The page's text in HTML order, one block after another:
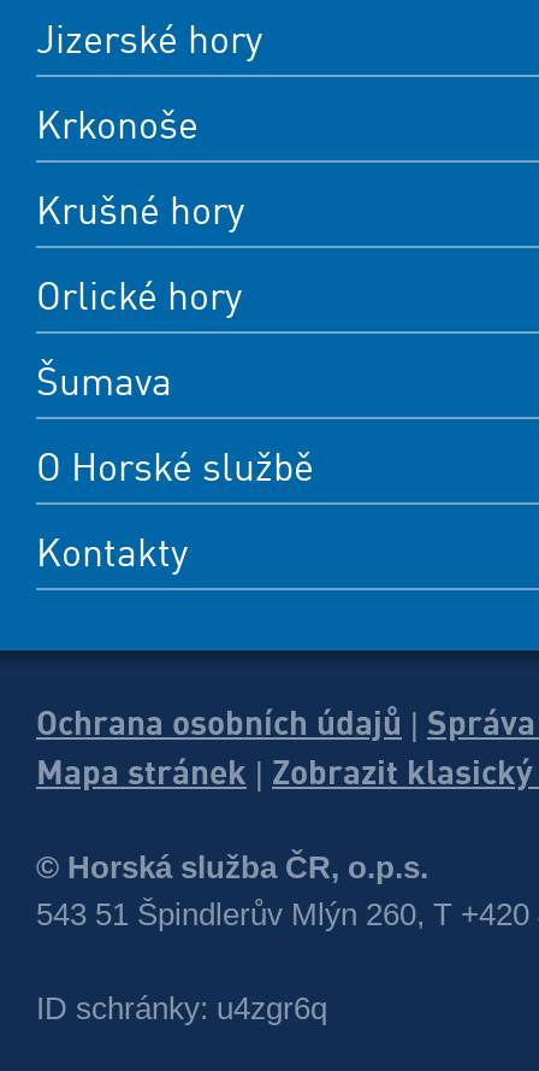
Jizerské hory
Krkonoše
Krušné hory
Orlické hory
Šumava
O Horské službě
Kontakty
Ochrana osobních údajů
Mapa stránek
Zobrazit
© Horská služba ČR, o.p.s.
543 51 Špindlerův Mlýn 260, T +420
ID schránky: u4zgr6q